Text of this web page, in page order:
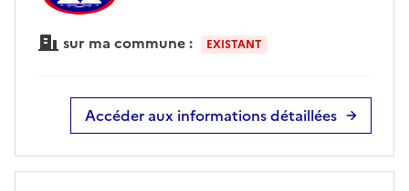
sur ma commune : EXISTANT
Accéder aux informations détaillées